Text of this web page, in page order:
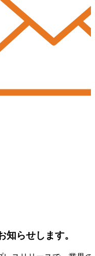
らせします。